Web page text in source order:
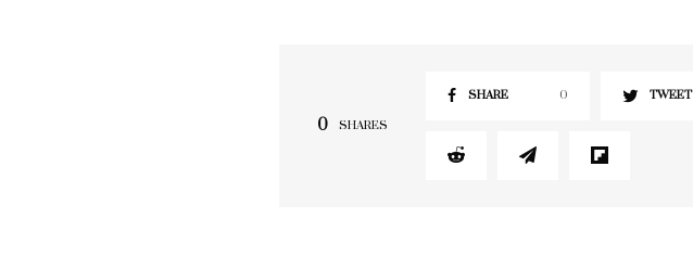
0 SHARES
SHARE 0 TWEET